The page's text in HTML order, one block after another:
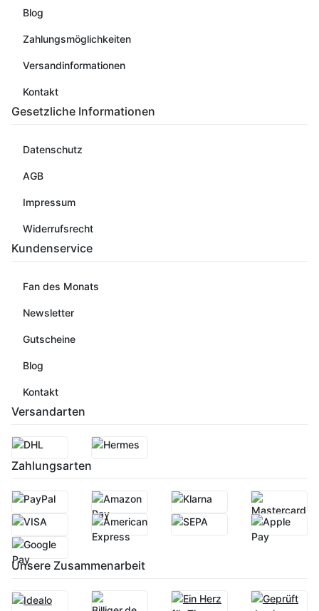
Blog
Zahlungsmöglichkeiten
Versandinformationen
Kontakt
Gesetzliche Informationen
Datenschutz
AGB
Impressum
Widerrufsrecht
Kundenservice
Fan des Monats
Newsletter
Gutscheine
Blog
Kontakt
Versandarten
Zahlungsarten
Unsere Zusammenarbeit